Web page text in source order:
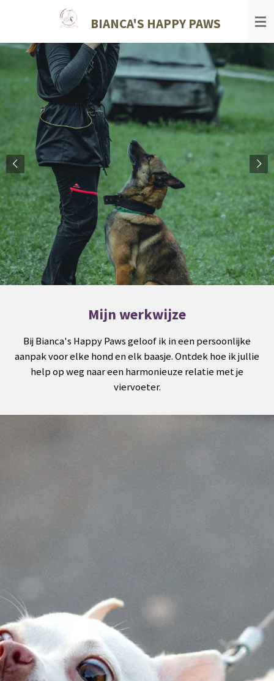
naar
hoofdinhoud
BIANCA'S HAPPY PAWS
Mijn werkwijze
Bij Bianca's Happy Paws geloof ik in een persoonlijke
aanpak voor elke hond en elk baasje. Ontdek hoe ik jullie
help op weg naar een harmonieuze relatie met je
viervoeter.